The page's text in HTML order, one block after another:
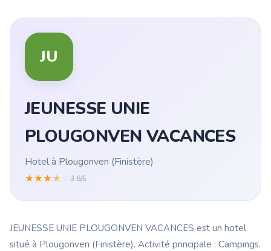
JU
JEUNESSE UNIE
PLOUGONVEN VACANCES
Hotel à Plougonven (Finistère)
★★★★ 3.6/5
JEUNESSE UNIE PLOUGONVEN VACANCES est un hotel
situé à Plougonven (Finistère). Activité principale : Campings.